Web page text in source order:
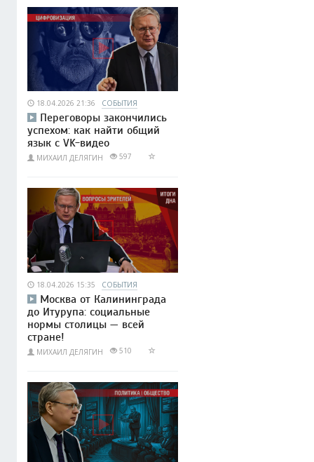
18.04.2026 21:36 СОБЫТИЯ
Переговоры закончились
успехом: как найти общий
язык с VK-видео
МИХАИЛ ДЕЛЯГИН 597
18.04.2026 15:35 СОБЫТИЯ
Москва от Калининграда
до Итурупа: социальные
нормы столицы — всей
стране!
МИХАИЛ ДЕЛЯГИН 510